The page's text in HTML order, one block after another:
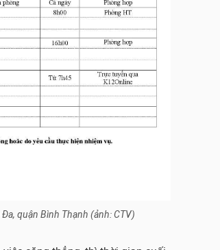
quận Bình Thạnh (ảnh: CTV)